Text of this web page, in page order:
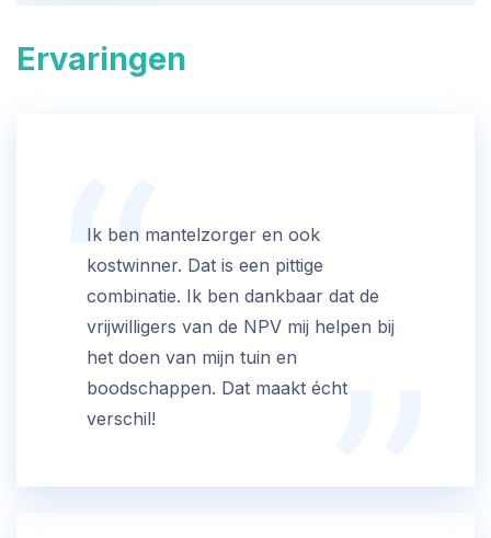
Ervaringen
Ik ben mantelzorger en ook
kostwinner. Dat is een pittige
combinatie. Ik ben dankbaar dat de
vrijwilligers van de NPV mij helpen bij
het doen van mijn tuin en
boodschappen. Dat maakt écht
verschil!